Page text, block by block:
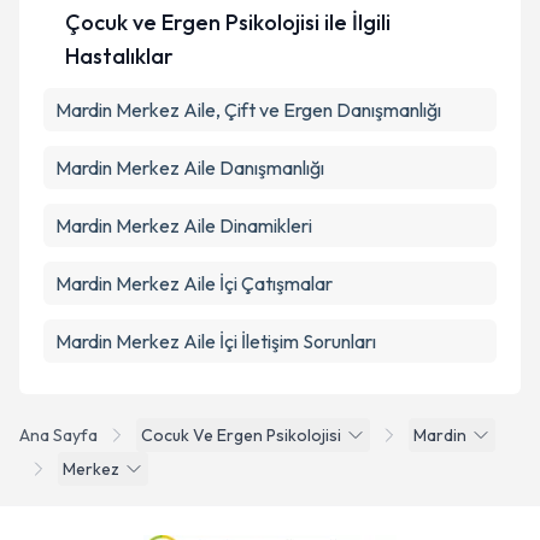
Ana Sayfa Cocuk Ve Ergen Psikolojisi
Mardin
Merkez
Çocuk ve Ergen Psikolojisi ile İlgili
Hastalıklar
Mardin Merkez Aile, Çift ve Ergen Danışmanlığı
Mardin Merkez Aile Danışmanlığı
Mardin Merkez Aile Dinamikleri
Mardin Merkez Aile İçi Çatışmalar
Mardin Merkez Aile İçi İletişim Sorunları